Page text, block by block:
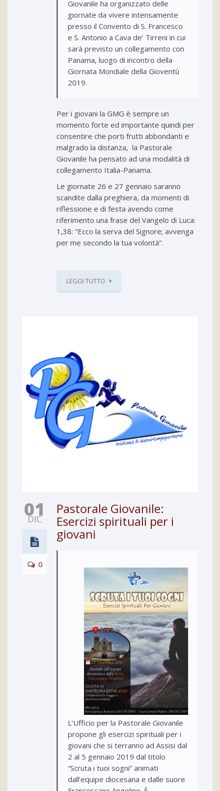
Giovanile ha organizzato delle
giornate da vivere intensamente
presso il Convento di S. Francesco
e S. Antonio a Cava de’ Tirreni in cui
sarà previsto un collegamento con
Panama, luogo di incontro della
Giornata Mondiale della Gioventù
2019.
Per i giovani la GMG è sempre un
momento forte ed importante quindi per
consentire che porti frutti abbondanti e
malgrado la distanza, la Pastorale
Giovanile ha pensato ad una modalità di
collegamento Italia-Panama.
Le giornate 26 e 27 gennaio saranno
scandite dalla preghiera, da momenti di
riflessione e di festa avendo come
riferimento una frase del Vangelo di Luca:
1,38: “Ecco la serva del Signore; avvenga
per me secondo la tua volontà”.
LEGGI TUTTO
01
DIC
0
Pastorale Giovanile:
Esercizi spirituali per i
giovani
L’Ufficio per la Pastorale Giovanile
propone gli esercizi spirituali per i
giovani che si terranno ad Assisi dal
2 al 5 gennaio 2019 dal titolo
“Scruta i tuoi sogni” animati
dall’equipe diocesana e dalle suore